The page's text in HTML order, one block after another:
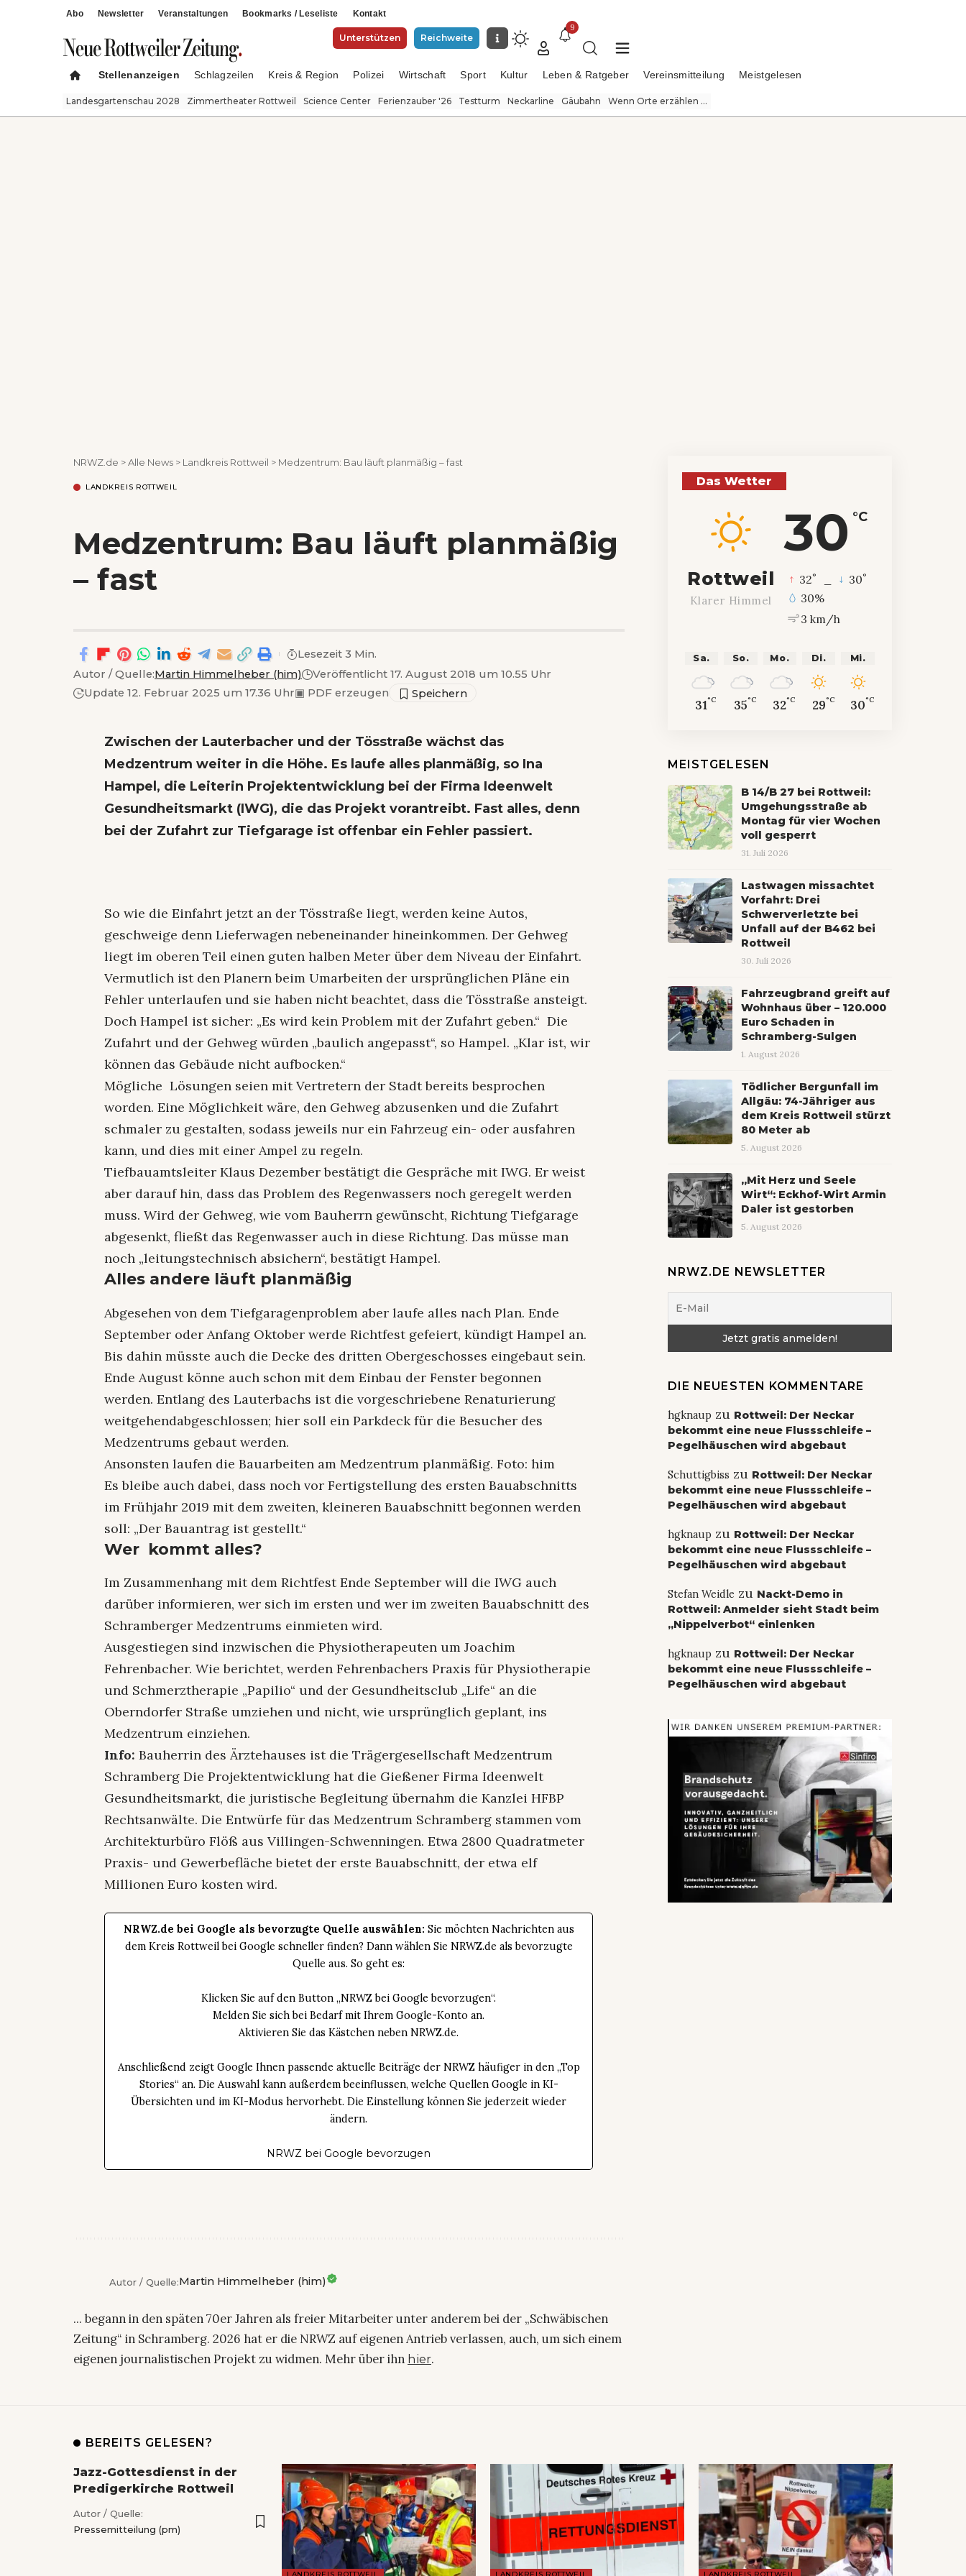
Abo Newsletter Veranstaltungen Bookmarks / Leseliste Kontakt
Unterstützen Reichweite
9
Stellenanzeigen Schlagzeilen Kreis & Region Polizei Wirtschaft Sport Kultur Leben & Ratgeber Vereinsmitteilung Meistgelesen
Landesgartenschau 2028 Zimmertheater Rottweil Science Center Ferienzauber '26 Testturm Neckarline Gäubahn Wenn Orte erzählen ...
NRWZ.de >Alle News > Landkreis Rottweil > Medzentrum: Bau läuft planmäßig – fast
LANDKREIS ROTTWEIL
Medzentrum: Bau läuft planmäßig
– fast
Autor / Quelle:Martin Himmelheber (him)
Veröffentlicht 17. August 2018 um 10.55 Uhr
Update 12. Februar 2025 um 17.36 Uhr▣ PDF erzeugen
Lesezeit 3 Min.
Zwischen der Lauterbacher und der Tösstraße wächst das
Medzentrum weiter in die Höhe. Es laufe alles planmäßig, so Ina
Hampel, die Leiterin Projektentwicklung bei der Firma Ideenwelt
Gesundheitsmarkt (IWG), die das Projekt vorantreibt. Fast alles, denn
bei der Zufahrt zur Tiefgarage ist offenbar ein Fehler passiert.
So wie die Einfahrt jetzt an der Tösstraße liegt, werden keine Autos,
geschweige denn Lieferwagen nebeneinander hineinkommen. Der Gehweg
liegt im oberen Teil einen guten halben Meter über dem Niveau der Einfahrt.
Vermutlich ist den Planern beim Umarbeiten der ursprünglichen Pläne ein
Fehler unterlaufen und sie haben nicht beachtet, dass die Tösstraße ansteigt.
Doch Hampel ist sicher: „Es wird kein Problem mit der Zufahrt geben.“ Die
Zufahrt und der Gehweg würden „baulich angepasst“, so Hampel. „Klar ist, wir
können das Gebäude nicht aufbocken.“
Mögliche Lösungen seien mit Vertretern der Stadt bereits besprochen
worden. Eine Möglichkeit wäre, den Gehweg abzusenken und die Zufahrt
schmaler zu gestalten, sodass jeweils nur ein Fahrzeug ein- oder ausfahren
kann, und dies mit einer Ampel zu regeln.
Tiefbauamtsleiter Klaus Dezember bestätigt die Gespräche mit IWG. Er weist
aber darauf hin, dass das Problem des Regenwassers noch geregelt werden
muss. Wird der Gehweg, wie vom Bauherrn gewünscht, Richtung Tiefgarage
abgesenkt, fließt das Regenwasser auch in diese Richtung. Das müsse man
noch „leitungstechnisch absichern“, bestätigt Hampel.
Alles andere läuft planmäßig
Abgesehen von dem Tiefgaragenproblem aber laufe alles nach Plan. Ende
September oder Anfang Oktober werde Richtfest gefeiert, kündigt Hampel an.
Bis dahin müsste auch die Decke des dritten Obergeschosses eingebaut sein.
Ende August könne auch schon mit dem Einbau der Fenster begonnen
werden. Entlang des Lauterbachs ist die vorgeschriebene Renaturierung
weitgehendabgeschlossen; hier soll ein Parkdeck für die Besucher des
Medzentrums gebaut werden.
Ansonsten laufen die Bauarbeiten am Medzentrum planmäßig. Foto: him
Es bleibe auch dabei, dass noch vor Fertigstellung des ersten Bauabschnitts
im Frühjahr 2019 mit dem zweiten, kleineren Bauabschnitt begonnen werden
soll: „Der Bauantrag ist gestellt.“
Wer kommt alles?
Im Zusammenhang mit dem Richtfest Ende September will die IWG auch
darüber informieren, wer sich im ersten und wer im zweiten Bauabschnitt des
Schramberger Medzentrums einmieten wird.
Ausgestiegen sind inzwischen die Physiotherapeuten um Joachim
Fehrenbacher. Wie berichtet, werden Fehrenbachers Praxis für Physiotherapie
und Schmerztherapie „Papilio“ und der Gesundheitsclub „Life“ an die
Oberndorfer Straße umziehen und nicht, wie ursprünglich geplant, ins
Medzentrum einziehen.
Info: Bauherrin des Ärztehauses ist die Trägergesellschaft Medzentrum
Schramberg Die Projektentwicklung hat die Gießener Firma Ideenwelt
Gesundheitsmarkt, die juristische Begleitung übernahm die Kanzlei HFBP
Rechtsanwälte. Die Entwürfe für das Medzentrum Schramberg stammen vom
Architekturbüro Flöß aus Villingen-Schwenningen. Etwa 2800 Quadratmeter
Praxis- und Gewerbefläche bietet der erste Bauabschnitt, der etwa elf
Millionen Euro kosten wird.
NRWZ.de bei Google als bevorzugte Quelle auswählen: Sie möchten Nachrichten aus
dem Kreis Rottweil bei Google schneller finden? Dann wählen Sie NRWZ.de als bevorzugte
Quelle aus. So geht es:
Klicken Sie auf den Button „NRWZ bei Google bevorzugen“.
Melden Sie sich bei Bedarf mit Ihrem Google-Konto an.
Aktivieren Sie das Kästchen neben NRWZ.de.
Anschließend zeigt Google Ihnen passende aktuelle Beiträge der NRWZ häufiger in den „Top
Stories“ an. Die Auswahl kann außerdem beeinflussen, welche Quellen Google in KI-
Übersichten und im KI-Modus hervorhebt. Die Einstellung können Sie jederzeit wieder
ändern.
NRWZ bei Google bevorzugen
Autor / Quelle:Martin Himmelheber (him)
... begann in den späten 70er Jahren als freier Mitarbeiter unter anderem bei der „Schwäbischen
Zeitung“ in Schramberg. 2026 hat er die NRWZ auf eigenen Antrieb verlassen, auch, um sich einem
eigenen journalistischen Projekt zu widmen. Mehr über ihn hier.
Das Wetter
30 °C
Rottweil
Klarer Himmel
32° 30°
30%
3 km/h
Sa.
31°C
So.
35°C
Mo.
32°C
Di.
29°C
Mi.
30°C
MEISTGELESEN
B 14/B 27 bei Rottweil:
Umgehungsstraße ab
Montag für vier Wochen
voll gesperrt
31. Juli 2026
Lastwagen missachtet
Vorfahrt: Drei
Schwerverletzte bei
Unfall auf der B462 bei
Rottweil
30. Juli 2026
Fahrzeugbrand greift auf
Wohnhaus über – 120.000
Euro Schaden in
Schramberg-Sulgen
1. August 2026
Tödlicher Bergunfall im
Allgäu: 74-Jähriger aus
dem Kreis Rottweil stürzt
80 Meter ab
5. August 2026
„Mit Herz und Seele
Wirt“: Eckhof-Wirt Armin
Daler ist gestorben
5. August 2026
NRWZ.DE NEWSLETTER
DIE NEUESTEN KOMMENTARE
hgknaupzu Rottweil: Der Neckar
bekommt eine neue Flussschleife –
Pegelhäuschen wird abgebaut
Schuttigbiss zu Rottweil: Der Neckar
bekommt eine neue Flussschleife –
Pegelhäuschen wird abgebaut
hgknaupzu Rottweil: Der Neckar
bekommt eine neue Flussschleife –
Pegelhäuschen wird abgebaut
Stefan Weidle zu Nackt-Demo in
Rottweil: Anmelder sieht Stadt beim
„Nippelverbot“ einlenken
hgknaupzu Rottweil: Der Neckar
bekommt eine neue Flussschleife –
Pegelhäuschen wird abgebaut
BEREITS GELESEN?
Jazz-Gottesdienst in der
Predigerkirche Rottweil
Autor / Quelle:
Pressemitteilung (pm)
LANDKREIS ROTTWEIL LANDKREIS ROTTWEIL LANDKREIS ROTTWEIL